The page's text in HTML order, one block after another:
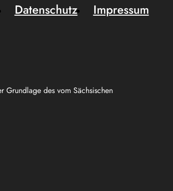
Grundlage des vom Sächsischen
Datenschutz
Impressum